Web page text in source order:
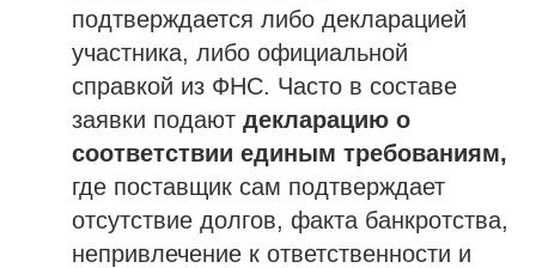
подтверждается либо декларацией
участника, либо официальной
справкой из ФНС. Часто в составе
заявки подают декларацию о
соответствии единым требованиям,
где поставщик сам подтверждает
отсутствие долгов, факта банкротства,
непривлечение к ответственности и